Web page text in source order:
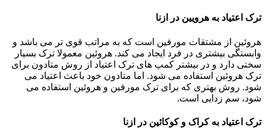
ترک اعتیاد به هرویین در ازنا
هروئین از مشتقات مورفین است که به مراتب قوی تر می باشد و
وابستگی بیشتری در فرد ایجاد می کند. هروئین معمولا ترک بسیار
سختی دارد و در بیشتر کمپ های ترک اعتیاد از روش متادون برای
ترک هروئین استفاده می شود. اما متادون خود باعث اعتیاد می
شود. روش بهتری که برای ترک مورفین و هروئین استفاده می
شود، سم زدایی است.
ترک اعتیاد به کراک و کوکائین در ازنا